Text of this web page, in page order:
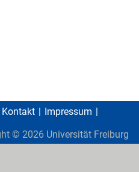
Kontakt
Impressum
© 2026 Universität Freiburg